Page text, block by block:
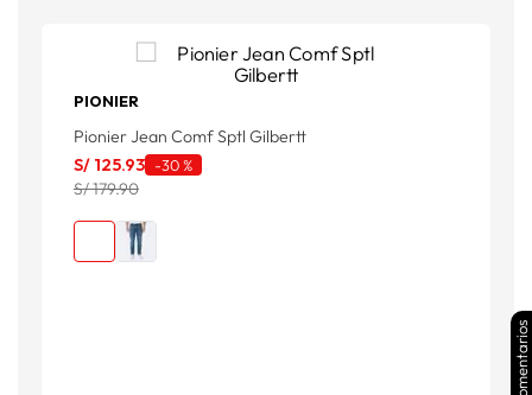
PIONIER
Pionier Jean Comf Sptl Gilbertt
S/ 125.93 -30 %
S/ 179.90
Comentarios